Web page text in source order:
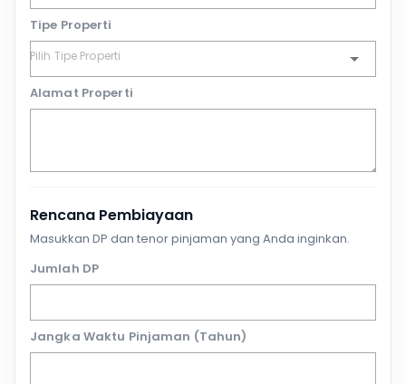
Tipe Properti
Alamat Properti
Rencana Pembiayaan
Masukkan DP dan tenor pinjaman yang Anda inginkan.
Jumlah DP
Jangka Waktu Pinjaman (Tahun)